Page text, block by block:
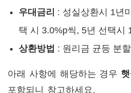
우대금리 : 성실상환시 1년
택 시 3.0%p씩, 5년 선택시
상환방법 : 원리금 균등 분할
아래 사항에 해당하는 경우
포함되니 참고하세요.